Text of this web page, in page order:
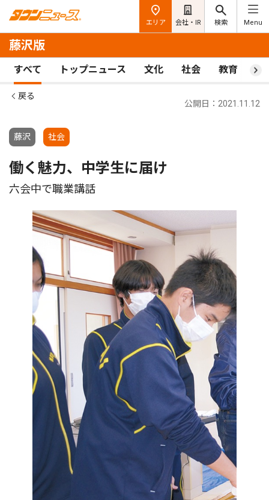
エリア 会社・IR 検索 Menu
藤沢版
すべて トップニュース 文化 社会 教育 ス
戻る
藤沢 社会
公開日：2021.11.12
働く魅力、中学生に届け
六会中で職業講話